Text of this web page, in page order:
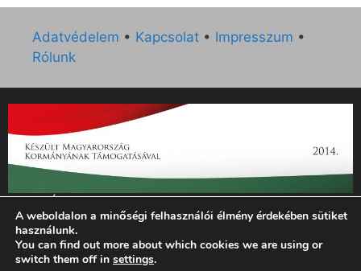
Adatvédelem • Kapcsolat • Impresszum •
Rólunk
„Az Új Ember katolikus hetilap 2014. évi működésének
támogatását az EGYH-KCP-14-P-0121 sz. támogatási
szerződés keretében 3 000 000 Ft összegben támogatta az
Emberi Erőforrások Minisztériuma.”
A weboldalon a minőségi felhasználói élmény érdekében sütiket
használunk.
You can find out more about which cookies we are using or
switch them off in settings.